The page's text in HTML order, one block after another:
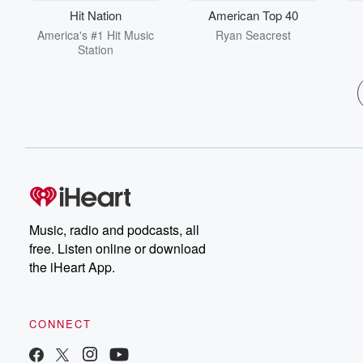
mundo de terror entrando
a: cronicasobscuras.com
Conoce más de Sonoro y
Podcast Instagram:
proyectos@sonoromedia.
Hit Nation
America's #1 Hit Music
Station
American Top 40
Ryan Seacrest
Music, radio and podcasts, all
free. Listen online or download
the iHeart App.
CONNECT